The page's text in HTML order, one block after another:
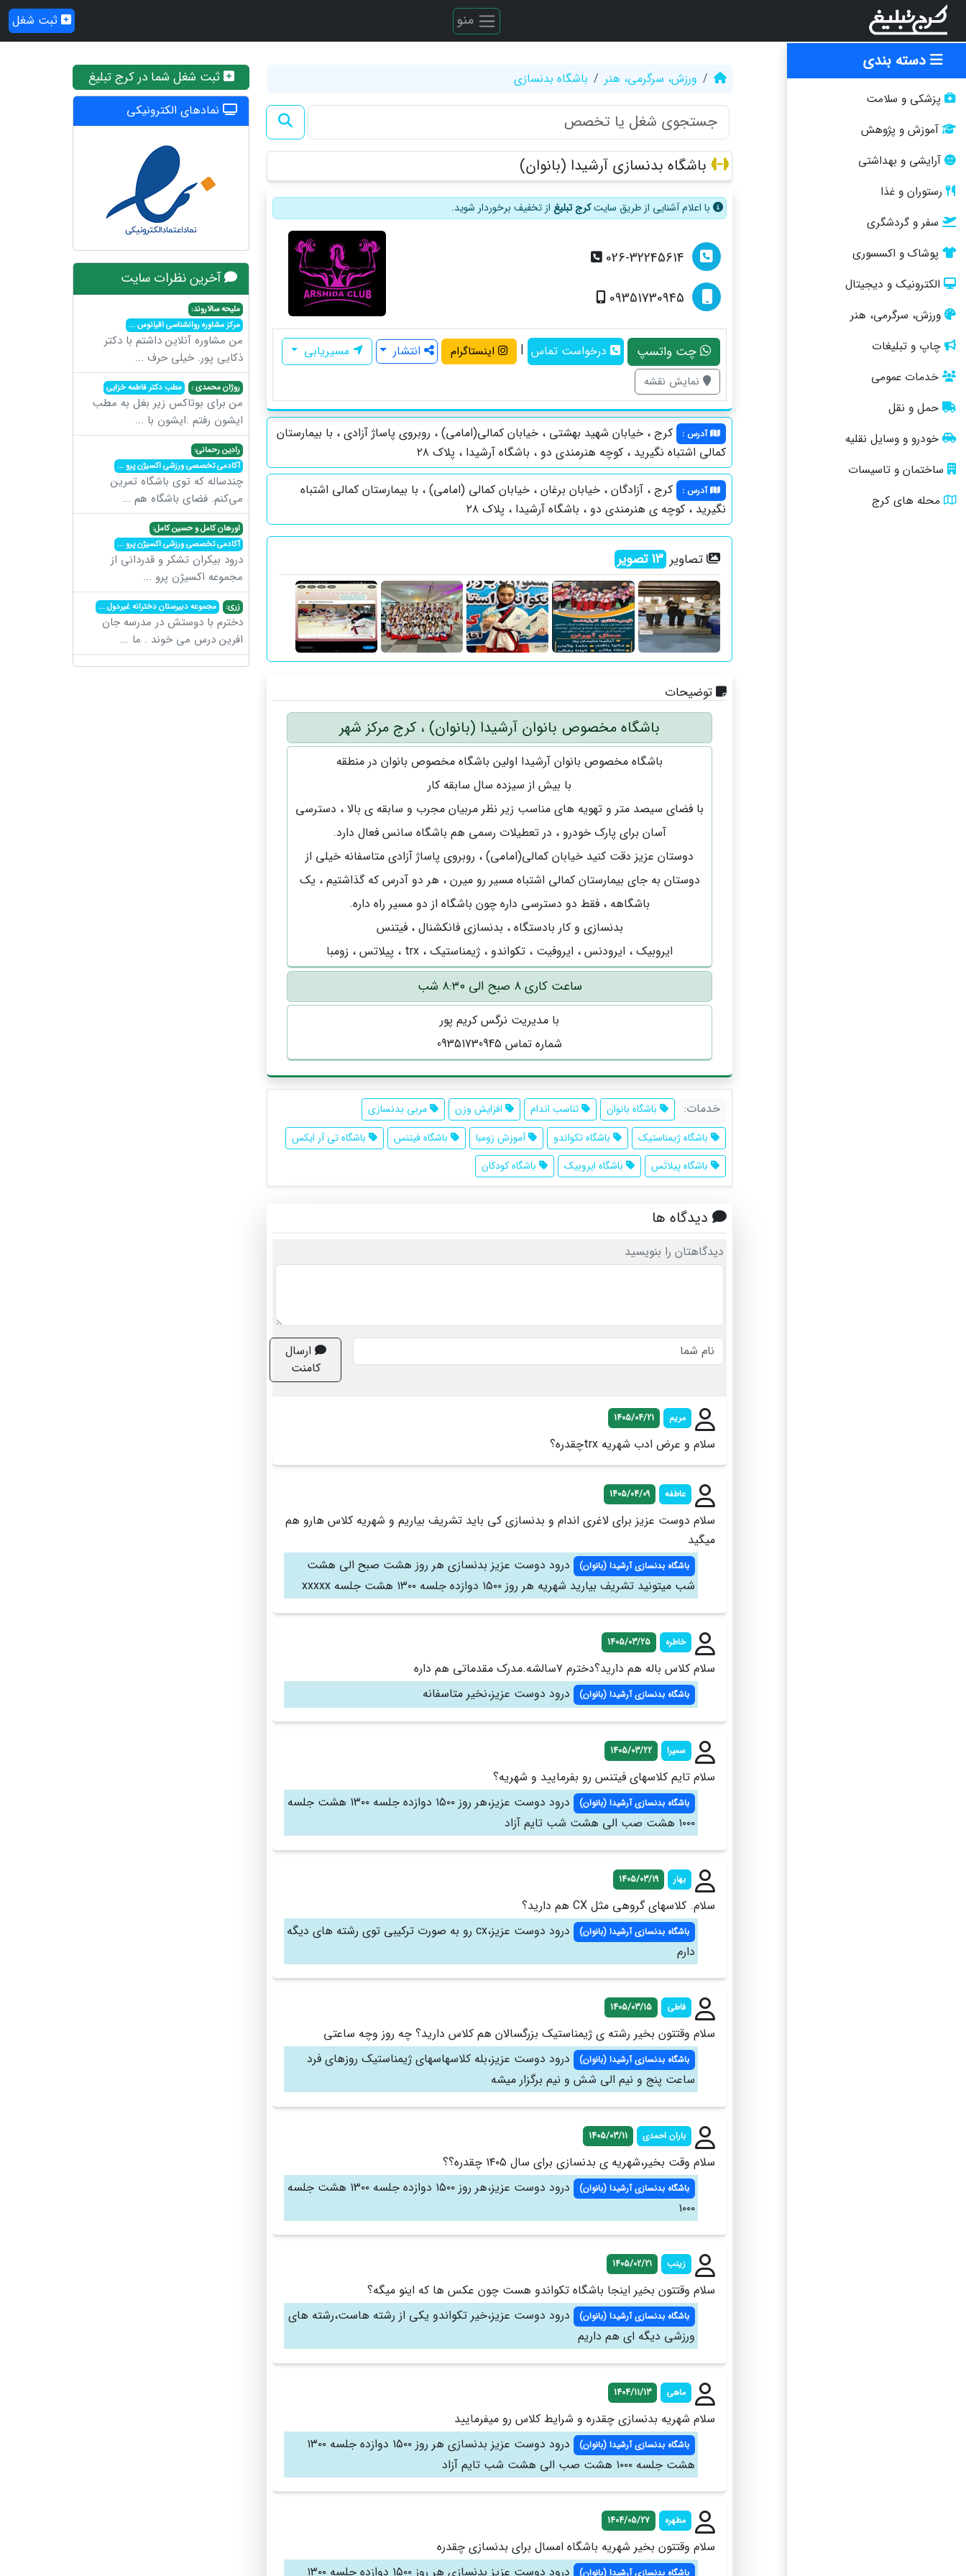
منو ثبت شغل
دسته بندی
پزشکی و سلامت
آموزش و پژوهش
آرایشی و بهداشتی
رستوران و غذا
سفر و گردشگری
پوشاک و اکسسوری
الکترونیک و دیجیتال
ورزش، سرگرمی، هنر
چاپ و تبلیغات
خدمات عمومی
حمل و نقل
خودرو و وسایل نقلیه
ساختمان و تاسیسات
محله های کرج
ورزش، سرگرمی، هنر باشگاه بدنسازی
باشگاه بدنسازی آرشیدا (بانوان)
با اعلام آشنایی از طریق سایتکرج تبلیغ از تخفیف برخوردار شوید.
026-32245614
09351730945
چت واتسپ درخواست تماس | اینستاگرام انتشار مسیریابی
نمایش نقشه
آدرس :
کرج ، خیابان شهید بهشتی ، خیابان کمالی(امامی) ، روبروی پاساژ آزادی ، با بیمارستان
کمالی اشتباه نگیرید ، کوچه هنرمندی دو ، باشگاه آرشیدا ، پلاک ۲۸
آدرس :
کرج ، آزادگان ، خیابان برغان ، خیابان کمالی (امامی) ، با بیمارستان کمالی اشتباه
نگیرید ، کوچه ی هنرمندی دو ، باشگاه آرشیدا ، پلاک ۲۸
تصاویر 13تصویر
توضیحات
باشگاه مخصوص بانوان آرشیدا (بانوان) ، کرج مرکز شهر
باشگاه مخصوص بانوان آرشیدا اولین باشگاه مخصوص بانوان در منطقه
با بیش از سیزده سال سابقه کار
با فضای سیصد متر و تهویه های مناسب زیر نظر مربیان مجرب و سابقه ی بالا ، دسترسی
آسان برای پارک خودرو ، در تعطیلات رسمی هم باشگاه سانس فعال دارد.
دوستان عزیز دقت کنید خیابان کمالی(امامی) ، روبروی پاساژ آزادی متاسفانه خیلی از
دوستان به جای بیمارستان کمالی اشتباه مسیر رو میرن ، هر دو آدرس که گذاشتیم ، یک
باشگاهه ، فقط دو دسترسی داره چون باشگاه از دو مسیر راه داره.
بدنسازی و کار بادستگاه ، بدنسازی فانکشنال ، فیتنس
ایروبیک ، ایرودنس ، ایروفیت ، تکواندو ، ژیمناستیک ، trx ، پیلاتس ، زومبا
ساعت کاری ۸ صبح الی ۸:۳۰ شب
با مدیریت نرگس کریم پور
شماره تماس 09351730945
خدمات: باشگاه بانوان تناسب اندام افزایش وزن
مربی بدنسازی
باشگاه ژیمناستیک
باشگاه تکواندو آموزش زومبا باشگاه فیتنس
باشگاه تی آر ایکس
باشگاه پیلاتس
باشگاه ایروبیک باشگاه کودکان
دیدگاه ها
دیدگاهتان را بنویسید
ارسال
کامنت
مریم 1405/04/21
سلام و عرض ادب شهریه trxچقدره؟
عاطفه 1405/04/09
سلام دوست عزیز برای لاغری اندام و بدنسازی کی باید تشریف بیاریم و شهریه کلاس هارو هم
میگید
باشگاه بدنسازی آرشیدا (بانوان)
درود دوست عزیز بدنسازی هر روز هشت صبح الی هشت
شب میتونید تشریف بیارید شهریه هر روز ۱۵۰۰ دوازده جلسه ۱۳۰۰ هشت جلسه xxxxx
خاطره 1405/03/25
سلام کلاس باله هم دارید؟دخترم ۷سالشه.مدرک مقدماتی هم داره
باشگاه بدنسازی آرشیدا (بانوان) درود دوست عزیز،نخیر متاسفانه
سمیرا 1405/03/22
سلام تایم کلاسهای فیتنس رو بفرمایید و شهریه؟
باشگاه بدنسازی آرشیدا (بانوان)
درود دوست عزیز،هر روز ۱۵۰۰ دوازده جلسه ۱۳۰۰ هشت جلسه
۱۰۰۰ هشت صب الی هشت شب تایم آزاد
بهار 1405/03/19
سلام. کلاسهای گروهی مثل CX هم دارید؟
باشگاه بدنسازی آرشیدا (بانوان)
درود دوست عزیز،cx رو به صورت ترکیبی توی رشته های دیگه
دارم
فاطی 1405/03/15
سلام وقتتون بخیر رشته ی ژیمناستیک بزرگسالان هم کلاس دارید؟ چه روز وچه ساعتی
باشگاه بدنسازی آرشیدا (بانوان)
درود دوست عزیز،بله کلاسهاسهای ژیمناستیک روزهای فرد
ساعت پنج و نیم الی شش و نیم برگزار میشه
باران احمدی 1405/03/11
سلام وقت بخیر،شهریه ی بدنسازی برای سال ۱۴۰۵ چقدره؟؟
باشگاه بدنسازی آرشیدا (بانوان)
درود دوست عزیز،هر روز ۱۵۰۰ دوازده جلسه ۱۳۰۰ هشت جلسه
۱۰۰۰
زینب 1405/02/21
سلام وقتتون بخیر اینجا باشگاه تکواندو هست چون عکس ها که اینو میگه؟
باشگاه بدنسازی آرشیدا (بانوان)
درود دوست عزیز،خیر تکواندو یکی از رشته هاست،رشته های
ورزشی دیگه ای هم داریم
ماهی 1404/11/13
سلام شهریه بدنسازی چقدره و شرایط کلاس رو میفرمایید
باشگاه بدنسازی آرشیدا (بانوان)
درود دوست عزیز بدنسازی هر روز ۱۵۰۰ دوازده جلسه ۱۳۰۰
هشت جلسه ۱۰۰۰ هشت صب الی هشت شب تایم آزاد
مطهره 1404/05/27
سلام وقتتون بخیر شهریه باشگاه امسال برای بدنسازی چقدره
باشگاه بدنسازی آرشیدا (بانوان) درود دوست عزیز بدنسازی هر روز ۱۵۰۰ دوازده جلسه ۱۳۰۰
ثبت شغل شما در کرج تبلیغ
نمادهای الکترونیکی
آخرین نظرات سایت
ملیحه سالاروند:
مرکز مشاوره روانشناسی اقیانوس...
من مشاوره آنلاین داشتم با دکتر
ذکایی پور. خیلی حرف ...
روژان محمدی : مطب دکتر فاطمه خزایی
من برای بوتاکس زیر بغل به مطب
ایشون رفتم .ایشون با ...
رادین رحمانی:
آکادمی تخصصی ورزشی اکسیژن پرو...
چندساله که توی باشگاه تمرین
می‌کنم. فضای باشگاه هم ...
اورهان کامل و حسین کامل:
آکادمی تخصصی ورزشی اکسیژن پرو...
درود بیکران تشکر و قدردانی از
مجموعه اکسیژن پرو ...
زری: مجموعه دبیرستان دخترانه غیردول...
دخترم با دوستش در مدرسه جان
افرین درس می خوند . ما ...